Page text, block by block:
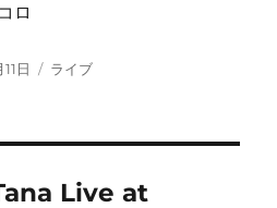
ロ
日
カ
ライブ
Live at